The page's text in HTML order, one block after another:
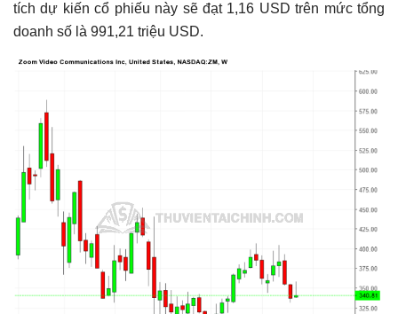
Có thể bạn chưa biết
tích dự kiến ​​cổ phiếu này sẽ đạt 1,16 USD trên mức tổng
doanh số là 991,21 triệu USD.